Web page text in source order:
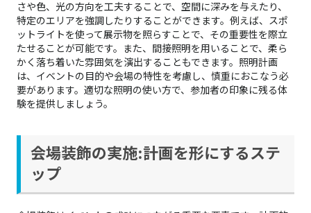
さや色、光の方向を工夫することで、空間に深みを与えたり、
特定のエリアを強調したりすることができます。例えば、スポ
ットライトを使って展示物を照らすことで、その重要性を際立
たせることが可能です。また、間接照明を用いることで、柔ら
かく落ち着いた雰囲気を演出することもできます。照明計画
は、イベントの目的や会場の特性を考慮し、慎重におこなう必
要があります。適切な照明の使い方で、参加者の印象に残る体
験を提供しましょう。
会場装飾の実施:計画を形にするステ
ップ